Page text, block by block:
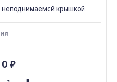
неподнимаемой крышкой
0 ₽